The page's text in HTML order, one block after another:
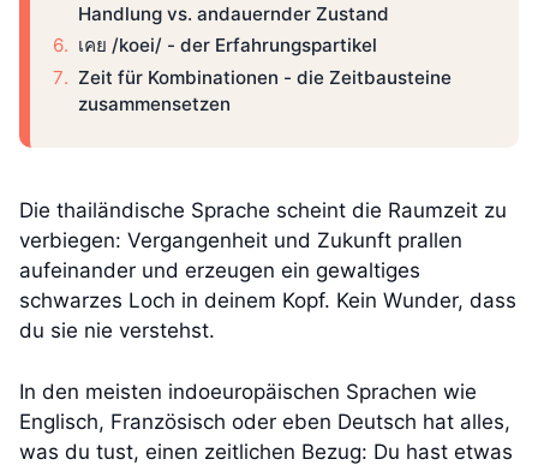
Handlung vs. andauernder Zustand
เคย /koei/ - der Erfahrungspartikel
Zeit für Kombinationen - die Zeitbausteine
zusammensetzen
Die thailändische Sprache scheint die Raumzeit zu
verbiegen: Vergangenheit und Zukunft prallen
aufeinander und erzeugen ein gewaltiges
schwarzes Loch in deinem Kopf. Kein Wunder, dass
du sie nie verstehst.
In den meisten indoeuropäischen Sprachen wie
Englisch, Französisch oder eben Deutsch hat alles,
was du tust, einen zeitlichen Bezug: Du hast etwas